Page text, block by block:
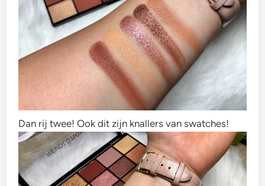
Dan rij twee! Ook dit zijn knallers van swatches!